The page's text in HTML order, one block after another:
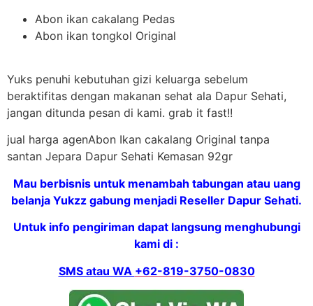
Abon ikan cakalang Pedas
Abon ikan tongkol Original
Yuks penuhi kebutuhan gizi keluarga sebelum
beraktifitas dengan makanan sehat ala Dapur Sehati,
jangan ditunda pesan di kami. grab it fast!!
jual harga agenAbon Ikan cakalang Original tanpa
santan Jepara Dapur Sehati Kemasan 92gr
Mau berbisnis untuk menambah tabungan atau uang
belanja Yukzz gabung menjadi Reseller Dapur Sehati.
Untuk info pengiriman dapat langsung menghubungi
kami di :
SMS atau WA +62-819-3750-0830